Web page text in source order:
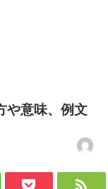
や意味、例文